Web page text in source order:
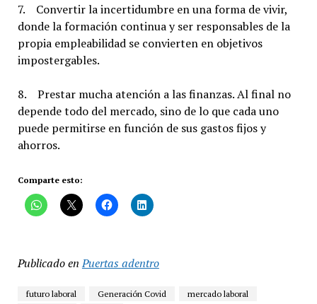
7. Convertir la incertidumbre en una forma de vivir,
donde la formación continua y ser responsables de la
propia empleabilidad se convierten en objetivos
impostergables.
8. Prestar mucha atención a las finanzas. Al final no
depende todo del mercado, sino de lo que cada uno
puede permitirse en función de sus gastos fijos y
ahorros.
Comparte esto:
Publicado en Puertas adentro
futuro laboral Generación Covid
mercado laboral